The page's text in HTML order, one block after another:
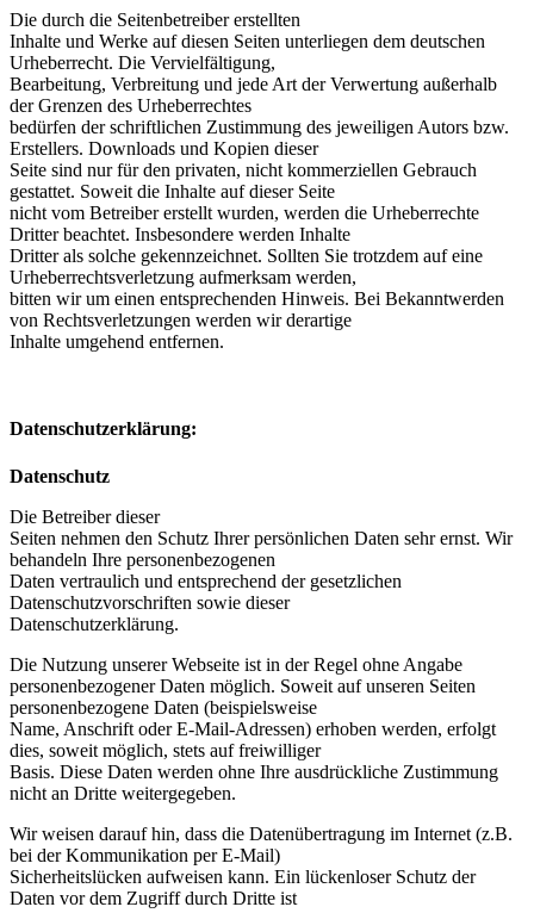
Die durch die Seitenbetreiber erstellten
Inhalte und Werke auf diesen Seiten unterliegen dem deutschen
Urheberrecht. Die Vervielfältigung,
Bearbeitung, Verbreitung und jede Art der Verwertung außerhalb
der Grenzen des Urheberrechtes
bedürfen der schriftlichen Zustimmung des jeweiligen Autors bzw.
Erstellers. Downloads und Kopien dieser
Seite sind nur für den privaten, nicht kommerziellen Gebrauch
gestattet. Soweit die Inhalte auf dieser Seite
nicht vom Betreiber erstellt wurden, werden die Urheberrechte
Dritter beachtet. Insbesondere werden Inhalte
Dritter als solche gekennzeichnet. Sollten Sie trotzdem auf eine
Urheberrechtsverletzung aufmerksam werden,
bitten wir um einen entsprechenden Hinweis. Bei Bekanntwerden
von Rechtsverletzungen werden wir derartige
Inhalte umgehend entfernen.
Datenschutzerklärung:
Datenschutz
Die Betreiber dieser
Seiten nehmen den Schutz Ihrer persönlichen Daten sehr ernst. Wir
behandeln Ihre personenbezogenen
Daten vertraulich und entsprechend der gesetzlichen
Datenschutzvorschriften sowie dieser
Datenschutzerklärung.
Die Nutzung unserer Webseite ist in der Regel ohne Angabe
personenbezogener Daten möglich. Soweit auf unseren Seiten
personenbezogene Daten (beispielsweise
Name, Anschrift oder E-Mail-Adressen) erhoben werden, erfolgt
dies, soweit möglich, stets auf freiwilliger
Basis. Diese Daten werden ohne Ihre ausdrückliche Zustimmung
nicht an Dritte weitergegeben.
Wir weisen darauf hin, dass die Datenübertragung im Internet (z.B.
bei der Kommunikation per E-Mail)
Sicherheitslücken aufweisen kann. Ein lückenloser Schutz der
Daten vor dem Zugriff durch Dritte ist